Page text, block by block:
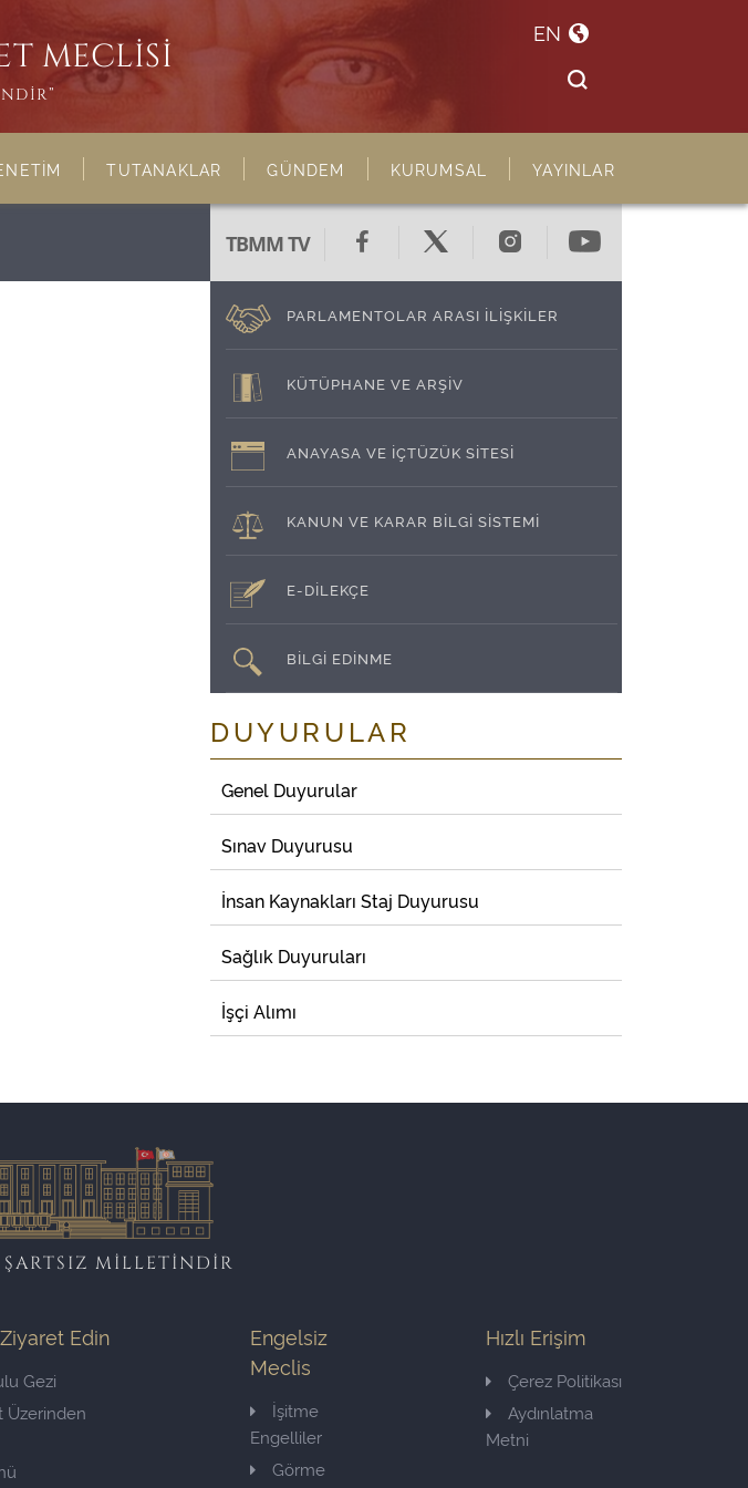
MECLİSİ
EN
TUTANAKLAR GÜNDEM KURUMSAL YAYINLAR
TBMM TV
PARLAMENTOLAR ARASI İLİŞKİLER
KÜTÜPHANE VE ARŞİV
ANAYASA VE İÇTÜZÜK SİTESİ
KANUN VE KARAR BİLGİ SİSTEMİ
E-DİLEKÇE
BİLGİ EDİNME
DUYURULAR
Genel Duyurular
Sınav Duyurusu
İnsan Kaynakları Staj Duyurusu
Sağlık Duyuruları
İşçi Alımı
MİLLETİNDİR
Edin
Gezi
Üzerinden
Engelsiz
Meclis
İşitme
Engelliler
Görme
Hızlı Erişim
Çerez Politikası
Aydınlatma
Metni